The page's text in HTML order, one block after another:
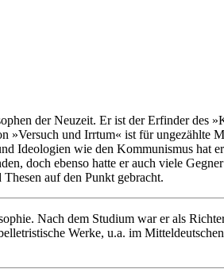
der Neuzeit. Er ist der Erfinder des
und Irrtum« ist für ungezählte
Ideologien wie den Kommunismus hat
doch ebenso hatte er auch viele
auf den Punkt gebracht.
Nach dem Studium war er als
Werke, u.a. im